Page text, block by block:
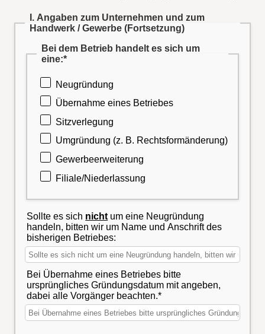
I. Angaben zum Unternehmen und zum
Handwerk / Gewerbe (Fortsetzung)
Bei dem Betrieb handelt es sich um
eine:*
Neugründung
Übernahme eines Betriebes
Sitzverlegung
Umgründung (z. B. Rechtsformänderung)
Gewerbeerweiterung
Filiale/Niederlassung
Sollte es sich nicht um eine Neugründung
handeln, bitten wir um Name und Anschrift des
bisherigen Betriebes:
Bei Übernahme eines Betriebes bitte
ursprüngliches Gründungsdatum mit angeben,
dabei alle Vorgänger beachten.*